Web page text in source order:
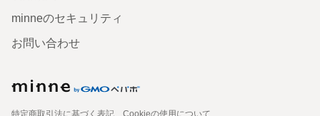
minneのセキュリティ
お問い合わせ
特定商取引法に基づく表記
Cookieの使用について